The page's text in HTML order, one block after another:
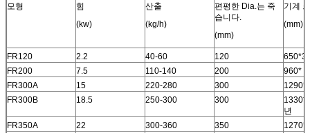
모형
힘
(kw)
산출
(kg/h)
편평한 Dia.는 죽
습니다.
(mm)
기계
(mm)
FR120 2.2 40-60 120
FR200
7.5 110-140 200
960*
FR300A
15 220-280 300
FR300B
18.5 250-300 300
1330*
년
FR350A
22 300-360 350
1270*